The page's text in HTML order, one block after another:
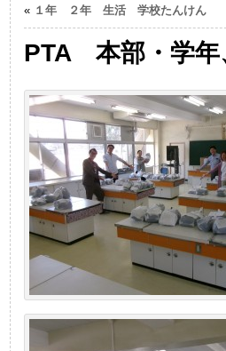
« １年 ２年 生活 学校たんけん
PTA 本部・学年